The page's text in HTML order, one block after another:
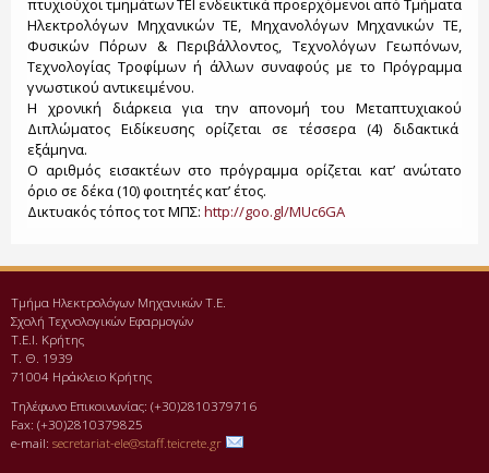
πτυχιούχοι τμημάτων ΤΕΙ ενδεικτικά προερχόμενοι από Τμήματα
Ηλεκτρολόγων Μηχανικών ΤΕ, Μηχανολόγων Μηχανικών ΤΕ,
Φυσικών Πόρων & Περιβάλλοντος, Τεχνολόγων Γεωπόνων,
Τεχνολογίας Τροφίμων ή άλλων συναφούς με το Πρόγραμμα
γνωστικού αντικειμένου.
Η χρονική διάρκεια για την απονομή του Μεταπτυχιακού
Διπλώματος Ειδίκευσης ορίζεται σε τέσσερα (4) διδακτικά
εξάμηνα.
Ο αριθμός εισακτέων στο πρόγραμμα ορίζεται κατ’ ανώτατο
όριο σε δέκα (10) φοιτητές κατ’ έτος.
Δικτυακός τόπος τοτ ΜΠΣ: http://goo.gl/MUc6GA
Τμήμα Ηλεκτρολόγων Μηχανικών Τ.Ε.
Σχολή Τεχνολογικών Εφαρμογών
Τ.Ε.Ι. Κρήτης
Τ. Θ. 1939
71004 Ηράκλειο Κρήτης
Τηλέφωνο Επικοινωνίας: (+30)2810379716
Fax: (+30)2810379825
e-mail: secretariat-ele@staff.teicrete.gr